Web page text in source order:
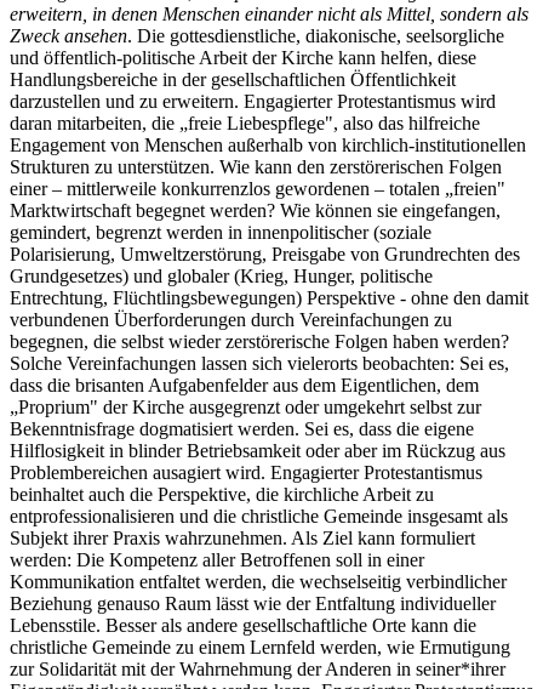
erweitern, in denen Menschen einander nicht als Mittel, sondern als
Zweck ansehen. Die gottesdienstliche, diakonische, seelsorgliche
und öffentlich-politische Arbeit der Kirche kann helfen, diese
Handlungsbereiche in der gesellschaftlichen Öffentlichkeit
darzustellen und zu erweitern. Engagierter Protestantismus wird
daran mitarbeiten, die „freie Liebespflege", also das hilfreiche
Engagement von Menschen außerhalb von kirchlich-institutionellen
Strukturen zu unterstützen. Wie kann den zerstörerischen Folgen
einer – mittlerweile konkurrenzlos gewordenen – totalen „freien"
Marktwirtschaft begegnet werden? Wie können sie eingefangen,
gemindert, begrenzt werden in innenpolitischer (soziale
Polarisierung, Umweltzerstörung, Preisgabe von Grundrechten des
Grundgesetzes) und globaler (Krieg, Hunger, politische
Entrechtung, Flüchtlingsbewegungen) Perspektive - ohne den damit
verbundenen Überforderungen durch Vereinfachungen zu
begegnen, die selbst wieder zerstörerische Folgen haben werden?
Solche Vereinfachungen lassen sich vielerorts beobachten: Sei es,
dass die brisanten Aufgabenfelder aus dem Eigentlichen, dem
„Proprium" der Kirche ausgegrenzt oder umgekehrt selbst zur
Bekenntnisfrage dogmatisiert werden. Sei es, dass die eigene
Hilflosigkeit in blinder Betriebsamkeit oder aber im Rückzug aus
Problembereichen ausagiert wird. Engagierter Protestantismus
beinhaltet auch die Perspektive, die kirchliche Arbeit zu
entprofessionalisieren und die christliche Gemeinde insgesamt als
Subjekt ihrer Praxis wahrzunehmen. Als Ziel kann formuliert
werden: Die Kompetenz aller Betroffenen soll in einer
Kommunikation entfaltet werden, die wechselseitig verbindlicher
Beziehung genauso Raum lässt wie der Entfaltung individueller
Lebensstile. Besser als andere gesellschaftliche Orte kann die
christliche Gemeinde zu einem Lernfeld werden, wie Ermutigung
zur Solidarität mit der Wahrnehmung der Anderen in seiner*ihrer